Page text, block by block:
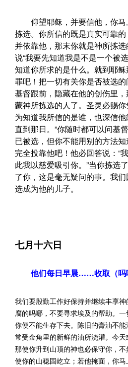
仰望耶稣，并要信他，你马
拣选。你所信的既是真实可靠的
并依靠他，那末你就是神所拣
说“我要先知道我是不是一个被
知道你所求的是什么。就到耶
罪吧！把一切有关你是否被选
基督跟前，隐藏在他的创伤里
蒙神所拣选的人了。圣灵必赐
为知道我所信的是谁，也深信他
直到那日。”你随时都可以问基
已被选，但你不能用别的方法知
完全投靠他吧！他必回答说：“
此我以慈爱吸引你。”当你拣选
了你，这是毫无疑问的事。我
选成为他的儿子。
七月十六日
他们每日早晨……收取（吗
我们要殷勤工作好保持并继续丰享
腐的吗哪，不要寻求埃及的帮助。
你便不能生存下去。陈旧的膏油不
常受金角里的新鲜的油所浇灌。今
那使你升到山顶的神也必保守你，
使你的山稳固屹立；若他掩面，你